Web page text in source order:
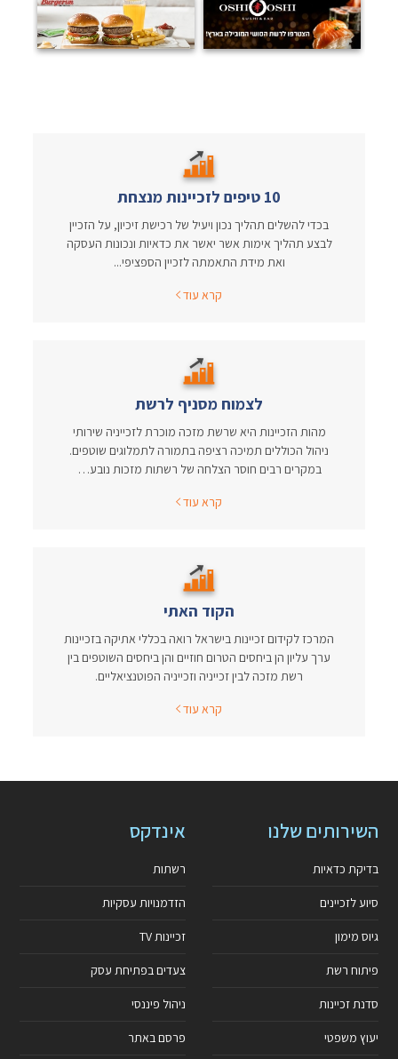
10 טיפים לזכיינות מנצחת
בכדי להשלים תהליך נכון ויעיל של רכישת זיכיון, על הזכיין
לבצע תהליך אימות אשר יאשר את כדאיות ונכונות העסקה
ואת מידת התאמתה לזכיין הספציפי...
קרא עוד
לצמוח מסניף לרשת
מהות הזכיינות היא שרשת מזכה מוכרת לזכייניה שירותי
ניהול הכוללים תמיכה רציפה בתמורה לתמלוגים שוטפים.
במקרים רבים חוסר הצלחה של רשתות מזכות נובע…
קרא עוד
הקוד האתי
המרכז לקידום זכיינות בישראל רואה בכללי אתיקה בזכיינות
ערך עליון הן ביחסים הטרום חוזיים והן ביחסים השוטפים בין
רשת מזכה לבין זכייניה וזכייניה הפוטנציאליים.
קרא עוד
השירותים שלנו
בדיקת כדאיות
סיוע לזכיינים
גיוס מימון
פיתוח רשת
סדנת זכיינות
יעוץ משפטי
אינדקס
רשתות
הזדמנויות עסקיות
זכיינות TV
צעדים בפתיחת עסק
ניהול פיננסי
פרסם באתר